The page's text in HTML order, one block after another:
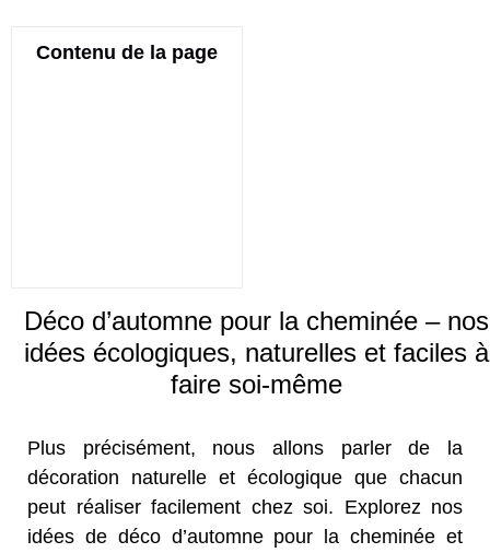
Contenu de la page
Déco d’automne pour la cheminée – nos
idées écologiques, naturelles et faciles à
faire soi-même
Plus précisément, nous allons parler de la
décoration naturelle et écologique que chacun
peut réaliser facilement chez soi. Explorez nos
idées de déco d’automne pour la cheminée et